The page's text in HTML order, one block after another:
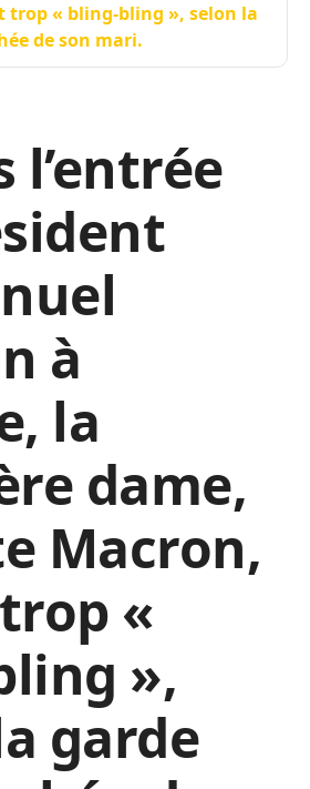
trop « bling-bling », selon la
de son mari.
l’entrée
à
la
dame,
Macron,
«
»,
garde